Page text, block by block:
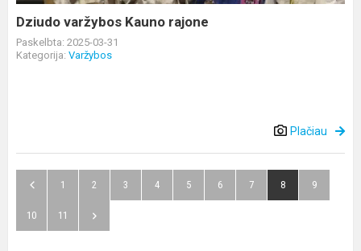
Dziudo varžybos Kauno rajone
Paskelbta: 2025-03-31
Kategorija: Varžybos
Plačiau
1 2 3 4 5 6 7 8 9
10 11